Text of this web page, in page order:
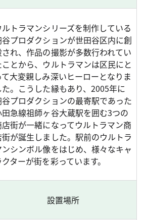
ルトラマンシリーズを制作している
谷プロダクションが世田谷区内に創
れ、作品の撮影が多数行われてい
ことから、ウルトラマンは区民にと
て大変親しみ深いヒーローとなりま
た。こうした縁もあり、2005年に
谷プロダクションの最寄駅であった
急線祖師ヶ谷大蔵駅を囲む3つの
店街が一緒になってウルトラマン商
街が誕生しました。駅前のウルトラ
ンシンボル像をはじめ、様々なキャ
クターが街を彩っています。
設置場所